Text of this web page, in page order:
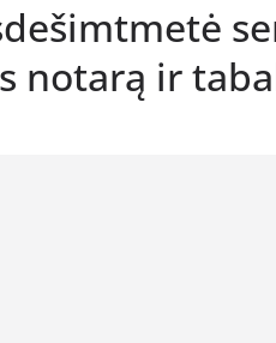
notarą ir